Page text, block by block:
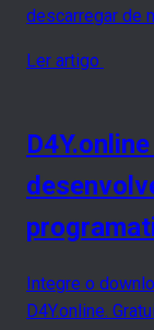
descarregar de
Ler artigo
Integre o
D4Y.online.